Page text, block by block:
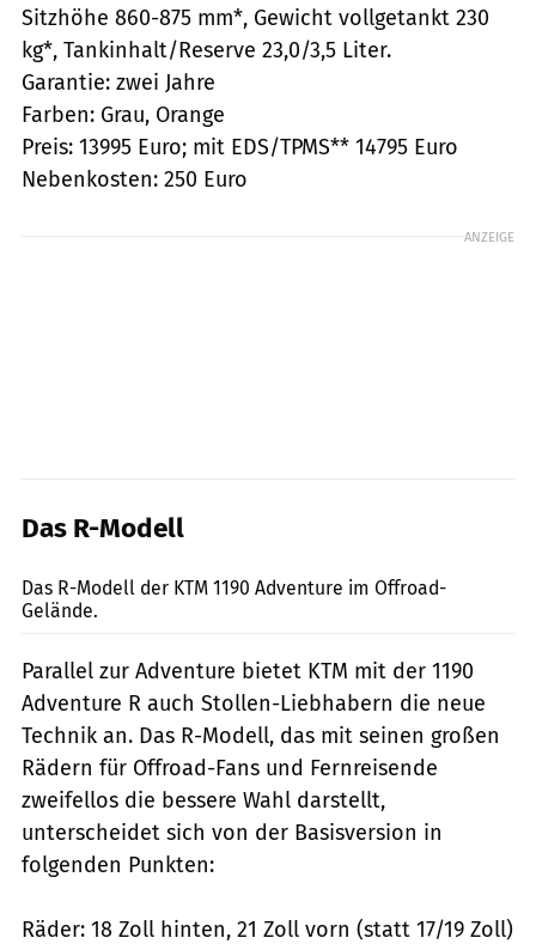
Sitzhöhe 860-875 mm*, Gewicht vollgetankt 230
kg*, Tankinhalt/Reserve 23,0/3,5 Liter.
Garantie: zwei Jahre
Farben: Grau, Orange
Preis: 13995 Euro; mit EDS/TPMS** 14795 Euro
Nebenkosten: 250 Euro
ANZEIGE
Das R-Modell
Das R-Modell der KTM 1190 Adventure im Offroad-
Gelände.
Parallel zur Adventure bietet KTM mit der 1190
Adventure R auch Stollen-Liebhabern die neue
Technik an. Das R-Modell, das mit seinen großen
Rädern für Offroad-Fans und Fernreisende
zweifellos die bessere Wahl darstellt,
unterscheidet sich von der Basisversion in
folgenden Punkten:
Räder: 18 Zoll hinten, 21 Zoll vorn (statt 17/19 Zoll)